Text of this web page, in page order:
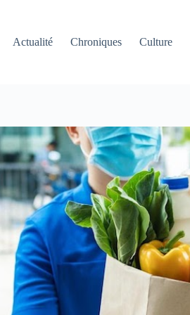
Actualité
Chroniques Culture